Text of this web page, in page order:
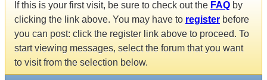
If this is your first visit, be sure to check out the FAQ by
clicking the link above. You may have to register before
you can post: click the register link above to proceed. To
start viewing messages, select the forum that you want
to visit from the selection below.